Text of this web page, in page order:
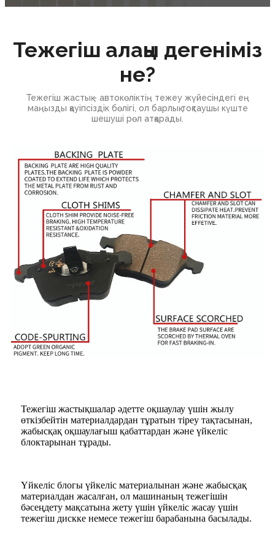
Тежегіш алаңы дегеніміз
не?
Тежегіш жастық - автокөліктің тежеу ​​жүйесіндегі ең
маңызды қауіпсіздік бөлігі, ол барлық тоқтаушы күште
шешуші рөл атқарады.
Тежегіш жастықшалар әдетте оқшаулау үшін жылу
өткізбейтін материалдардан тұратын тіреу тақтасынан,
жабысқақ оқшаулағыш қабаттардан және үйкеліс
блоктарынан тұрады.
Үйкеліс блогы үйкеліс материалынан және жабысқақ
материалдан жасалған, ол машинаның тежегішін
бәсеңдету мақсатына жету үшін үйкеліс жасау үшін
тежегіш дискке немесе тежегіш барабанына басылады.